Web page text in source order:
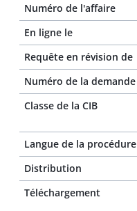
Numéro de l'affaire
En ligne le
Requête en révision de
Numéro de la demande
Classe de la CIB
Langue de la procédure
Distribution
Téléchargement